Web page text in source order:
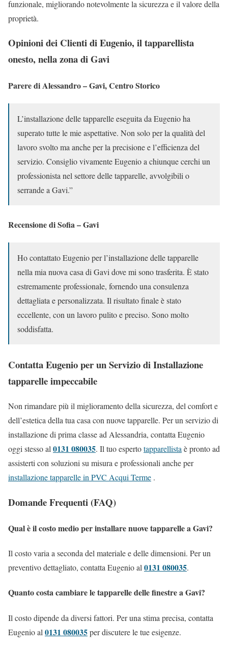
funzionale, migliorando notevolmente la sicurezza e il valore della
proprietà.
Opinioni dei Clienti di Eugenio, il tapparellista
onesto, nella zona di Gavi
Parere di Alessandro – Gavi, Centro Storico
L’installazione delle tapparelle eseguita da Eugenio ha
superato tutte le mie aspettative. Non solo per la qualità del
lavoro svolto ma anche per la precisione e l’efficienza del
servizio. Consiglio vivamente Eugenio a chiunque cerchi un
professionista nel settore delle tapparelle, avvolgibili o
serrande a Gavi.”
Recensione di Sofia – Gavi
Ho contattato Eugenio per l’installazione delle tapparelle
nella mia nuova casa di Gavi dove mi sono trasferita. È stato
estremamente professionale, fornendo una consulenza
dettagliata e personalizzata. Il risultato finale è stato
eccellente, con un lavoro pulito e preciso. Sono molto
soddisfatta.
Contatta Eugenio per un Servizio di Installazione
tapparelle impeccabile
Non rimandare più il miglioramento della sicurezza, del comfort e
dell’estetica della tua casa con nuove tapparelle. Per un servizio di
installazione di prima classe ad Alessandria, contatta Eugenio
oggi stesso al 0131 080035. Il tuo espertotapparellista è pronto ad
assisterti con soluzioni su misura e professionali anche per
installazione tapparelle in PVC Acqui Terme .
Domande Frequenti (FAQ)
Qual è il costo medio per installare nuove tapparelle a Gavi?
Il costo varia a seconda del materiale e delle dimensioni. Per un
preventivo dettagliato, contatta Eugenio al 0131 080035.
Quanto costa cambiare le tapparelle delle finestre a Gavi?
Il costo dipende da diversi fattori. Per una stima precisa, contatta
Eugenio al 0131 080035per discutere le tue esigenze.